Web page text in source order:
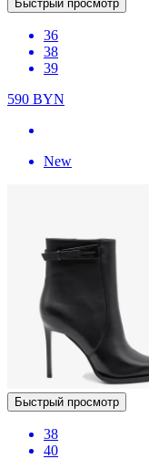
Быстрый просмотр
36
38
39
590 BYN
New
Быстрый просмотр
38
40